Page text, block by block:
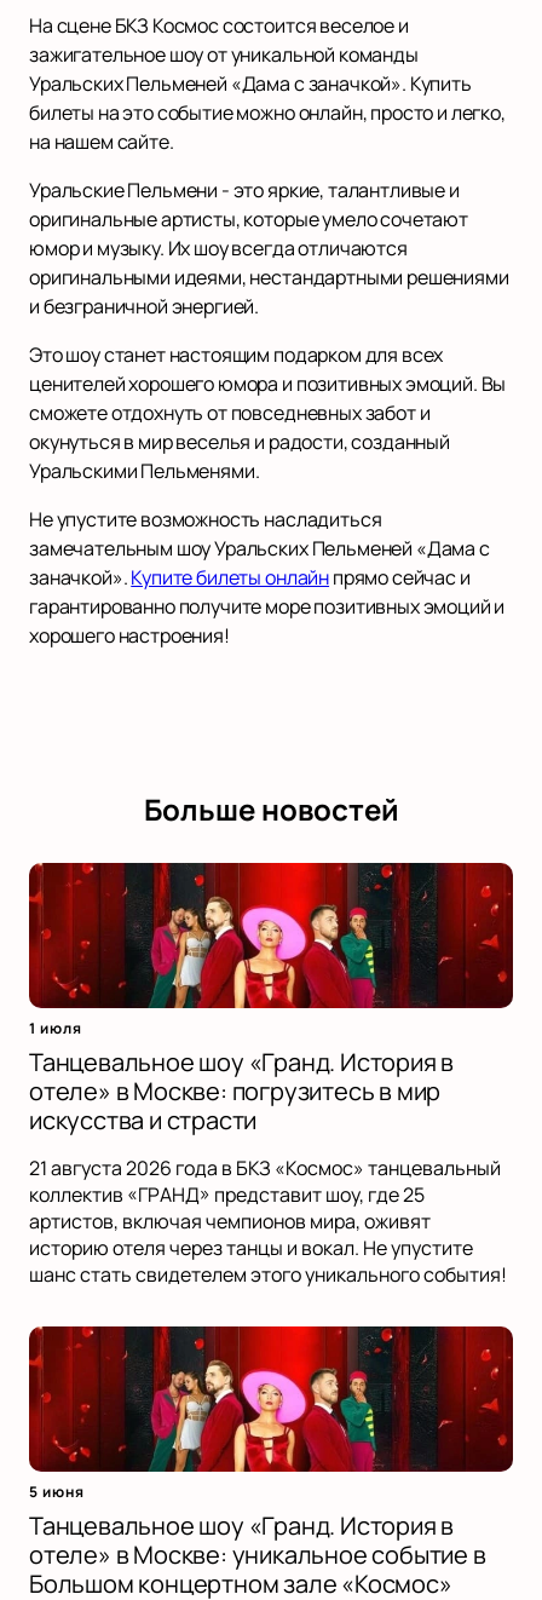
На сцене БКЗ Космос состоится веселое и
зажигательное шоу от уникальной команды
Уральских Пельменей «Дама с заначкой». Купить
билеты на это событие можно онлайн, просто и легко,
на нашем сайте.
Уральские Пельмени - это яркие, талантливые и
оригинальные артисты, которые умело сочетают
юмор и музыку. Их шоу всегда отличаются
оригинальными идеями, нестандартными решениями
и безграничной энергией.
Это шоу станет настоящим подарком для всех
ценителей хорошего юмора и позитивных эмоций. Вы
сможете отдохнуть от повседневных забот и
окунуться в мир веселья и радости, созданный
Уральскими Пельменями.
Не упустите возможность насладиться
замечательным шоу Уральских Пельменей «Дама с
заначкой».Купите билеты онлайнпрямо сейчас и
гарантированно получите море позитивных эмоций и
хорошего настроения!
Больше новостей
1 июля
Танцевальное шоу «Гранд. История в
отеле» в Москве: погрузитесь в мир
искусства и страсти
21 августа 2026 года в БКЗ «Космос» танцевальный
коллектив «ГРАНД» представит шоу, где 25
артистов, включая чемпионов мира, оживят
историю отеля через танцы и вокал. Не упустите
шанс стать свидетелем этого уникального события!
5 июня
Танцевальное шоу «Гранд. История в
отеле» в Москве: уникальное событие в
Большом концертном зале «Космос»